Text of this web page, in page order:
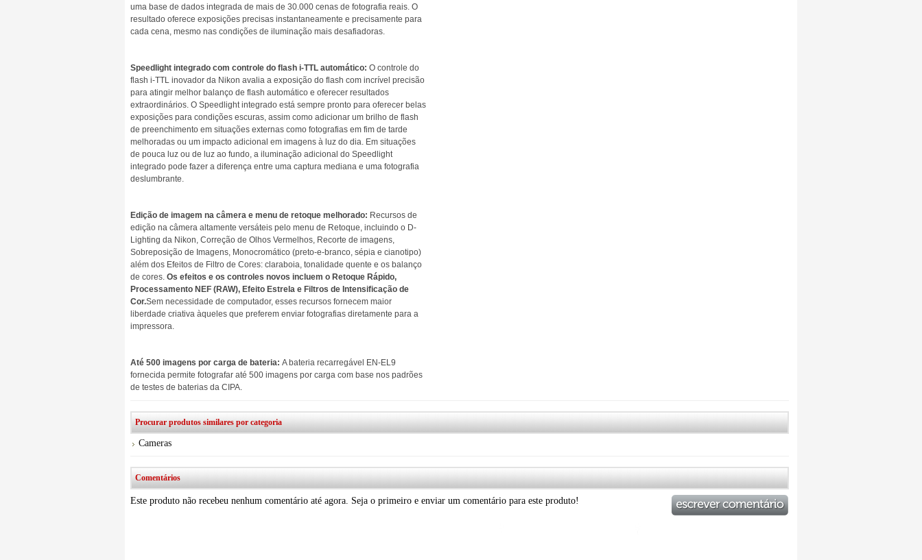
uma base de dados integrada de mais de 30.000 cenas de fotografia reais. O
resultado oferece exposições precisas instantaneamente e precisamente para
cada cena, mesmo nas condições de iluminação mais desafiadoras.
Speedlight integrado com controle do flash i-TTL automático: O controle do
flash i-TTL inovador da Nikon avalia a exposição do flash com incrível precisão
para atingir melhor balanço de flash automático e oferecer resultados
extraordinários. O Speedlight integrado está sempre pronto para oferecer belas
exposições para condições escuras, assim como adicionar um brilho de flash
de preenchimento em situações externas como fotografias em fim de tarde
melhoradas ou um impacto adicional em imagens à luz do dia. Em situações
de pouca luz ou de luz ao fundo, a iluminação adicional do Speedlight
integrado pode fazer a diferença entre uma captura mediana e uma fotografia
deslumbrante.
Edição de imagem na câmera e menu de retoque melhorado: Recursos de
edição na câmera altamente versáteis pelo menu de Retoque, incluindo o D-
Lighting da Nikon, Correção de Olhos Vermelhos, Recorte de imagens,
Sobreposição de Imagens, Monocromático (preto-e-branco, sépia e cianotipo)
além dos Efeitos de Filtro de Cores: claraboia, tonalidade quente e os balanço
de cores. Os efeitos e os controles novos incluem o Retoque Rápido,
Processamento NEF (RAW), Efeito Estrela e Filtros de Intensificação de
Cor.Sem necessidade de computador, esses recursos fornecem maior
liberdade criativa àqueles que preferem enviar fotografias diretamente para a
impressora.
Até 500 imagens por carga de bateria: A bateria recarregável EN-EL9
fornecida permite fotografar até 500 imagens por carga com base nos padrões
de testes de baterias da CIPA.
Procurar produtos similares por categoria
Cameras
Comentários
Este produto não recebeu nenhum comentário até agora. Seja o primeiro e enviar um comentário para este produto!